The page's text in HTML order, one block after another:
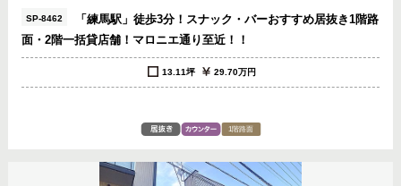
SP-8462
「練馬駅」徒歩3分！スナック・バーおすすめ居抜き1階路
面・2階一括貸店舗！マロニエ通り至近！！
13.11坪 29.70万円